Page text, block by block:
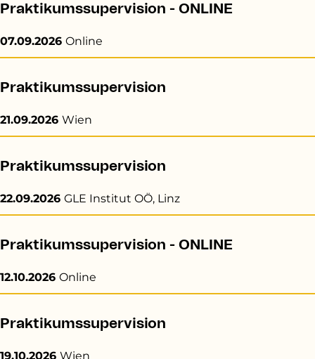
Praktikumssupervision - ONLINE
07.09.2026 Online
Praktikumssupervision
21.09.2026 Wien
Praktikumssupervision
22.09.2026 GLE Institut OÖ, Linz
Praktikumssupervision - ONLINE
12.10.2026 Online
Praktikumssupervision
19.10.2026 Wien